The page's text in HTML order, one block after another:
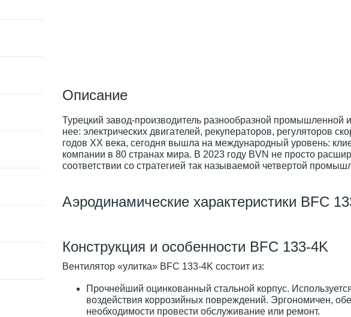
Описание
Турецкий завод-производитель разнообразной промышленной
нее: электрических двигателей, рекуператоров, регуляторов
годов XX века, сегодня вышла на международный уровень:
компании в 80 странах мира. В 2023 году BVN не просто
соответствии со стратегией так называемой четвертой
Аэродинамические характеристики BFC
Конструкция и особенности BFC 133-4K
Вентилятор «улитка» BFC 133-4K состоит из:
Прочнейший оцинкованный стальной корпус.
воздействия коррозийных повреждений. Эргономичен,
необходимости провести обслуживание или ремонт.